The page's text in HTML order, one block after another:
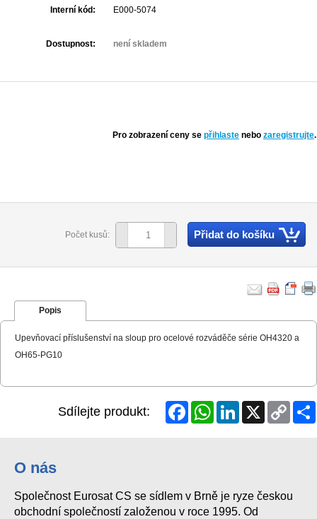
Interní kód:
E000-5074
Dostupnost: není skladem
Pro zobrazení ceny se přihlaste nebo zaregistrujte.
Počet kusů: Přidat do košíku
Popis
Upevňovací příslušenství na sloup pro ocelové rozváděče série OH4320 a
OH65-PG10
Sdílejte produkt: FacebookWhatsAppLinkedInX
Copy
Link
O nás
Společnost Eurosat CS se sídlem v Brně je ryze českou
obchodní společností založenou v roce 1995. Od